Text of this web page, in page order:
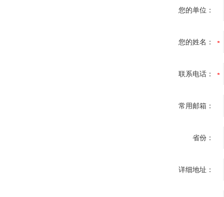
您的单位：
您的姓名：
联系电话：
常用邮箱：
省份：
详细地址：